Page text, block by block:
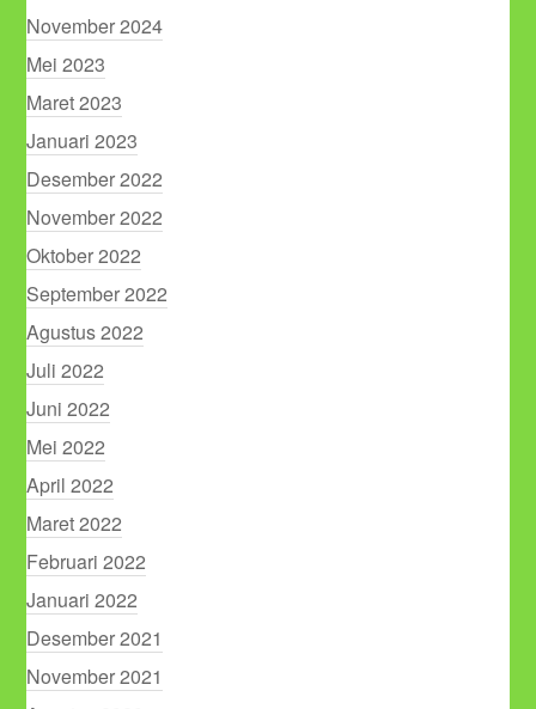
November 2024
Mei 2023
Maret 2023
Januari 2023
Desember 2022
November 2022
Oktober 2022
September 2022
Agustus 2022
Juli 2022
Juni 2022
Mei 2022
April 2022
Maret 2022
Februari 2022
Januari 2022
Desember 2021
November 2021